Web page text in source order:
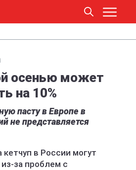
осенью может
на 10%
пасту в Европе в
не представляется
в России могут
за проблем с